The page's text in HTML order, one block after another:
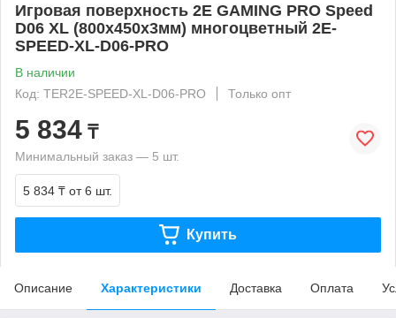
Игровая поверхность 2E GAMING PRO Speed
D06 XL (800x450x3мм) многоцветный 2E-
SPEED-XL-D06-PRO
В наличии
Код: TER2E-SPEED-XL-D06-PRO
Только опт
5 834 ₸
Минимальный заказ — 5 шт.
5 834 ₸ от 6 шт.
Купить
Описание Характеристики Доставка Оплата